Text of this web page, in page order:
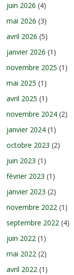
juin 2026 (4)
mai 2026 (3)
avril 2026 (5)
janvier 2026 (1)
novembre 2025 (1)
mai 2025 (1)
avril 2025 (1)
novembre 2024 (2)
janvier 2024 (1)
octobre 2023 (2)
juin 2023 (1)
février 2023 (1)
janvier 2023 (2)
novembre 2022 (1)
septembre 2022 (4)
juin 2022 (1)
mai 2022 (2)
avril 2022 (1)